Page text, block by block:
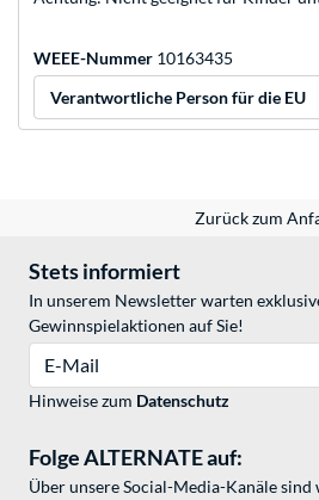
WEEE-Nummer 10163435
Verantwortliche Person für die EU
Zurück zum
Stets informiert
In unserem Newsletter warten
Gewinnspielaktionen auf Sie!
Hinweise zum Datenschutz
Folge ALTERNATE auf:
Über unsere Social-Media-Kanäle